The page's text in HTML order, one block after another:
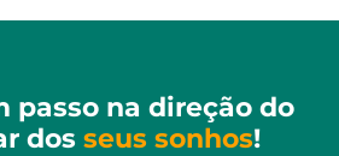
passo na direção do
dos seus sonhos!